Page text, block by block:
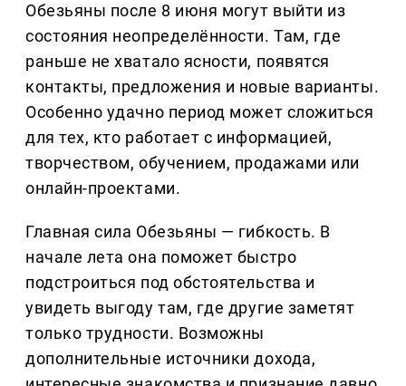
Обезьяны после 8 июня могут выйти из
состояния неопределённости. Там, где
раньше не хватало ясности, появятся
контакты, предложения и новые варианты.
Особенно удачно период может сложиться
для тех, кто работает с информацией,
творчеством, обучением, продажами или
онлайн-проектами.
Главная сила Обезьяны — гибкость. В
начале лета она поможет быстро
подстроиться под обстоятельства и
увидеть выгоду там, где другие заметят
только трудности. Возможны
дополнительные источники дохода,